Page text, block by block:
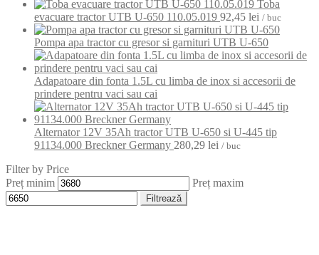
Toba
evacuare tractor UTB U-650 110.05.019 92,45 lei / buc
Pompa apa tractor cu gresor si garnituri UTB U-650
Adapatoare din fonta 1.5L cu limba de inox si accesorii de
prindere pentru vaci sau cai
Alternator 12V 35Ah tractor UTB U-650 si U-445 tip
91134.000 Breckner Germany 280,29 lei / buc
Filter by Price
Preț minim
Preț maxim
Filtrează